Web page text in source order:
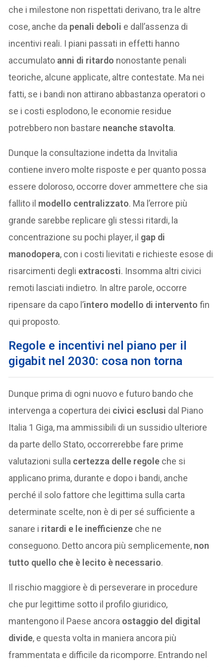
che i milestone non rispettati derivano, tra le altre
cose, anche da penali deboli e dall’assenza di
incentivi reali. I piani passati in effetti hanno
accumulato anni di ritardo nonostante penali
teoriche, alcune applicate, altre contestate. Ma nei
fatti, se i bandi non attirano abbastanza operatori o
se i costi esplodono, le economie residue
potrebbero non bastare neanche stavolta.
Dunque la consultazione indetta da Invitalia
contiene invero molte risposte e per quanto possa
essere doloroso, occorre dover ammettere che sia
fallito il modello centralizzato. Ma l’errore più
grande sarebbe replicare gli stessi ritardi, la
concentrazione su pochi player, il gap di
manodopera, con i costi lievitati e richieste esose di
risarcimenti degli extracosti. Insomma altri civici
remoti lasciati indietro. In altre parole, occorre
ripensare da capo l’intero modello di intervento fin
qui proposto.
Regole e incentivi nel piano per il
gigabit nel 2030: cosa non torna
Dunque prima di ogni nuovo e futuro bando che
intervenga a copertura dei civici esclusi dal Piano
Italia 1 Giga, ma ammissibili di un sussidio ulteriore
da parte dello Stato, occorrerebbe fare prime
valutazioni sulla certezza delle regole che si
applicano prima, durante e dopo i bandi, anche
perché il solo fattore che legittima sulla carta
determinate scelte, non è di per sé sufficiente a
sanare i ritardi e le inefficienze che ne
conseguono. Detto ancora più semplicemente, non
tutto quello che è lecito è necessario.
Il rischio maggiore è di perseverare in procedure
che pur legittime sotto il profilo giuridico,
mantengono il Paese ancora ostaggio del digital
divide, e questa volta in maniera ancora più
frammentata e difficile da ricomporre. Entrando nel